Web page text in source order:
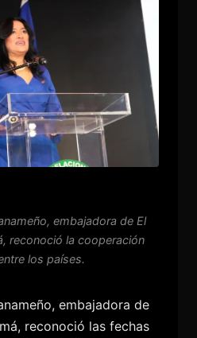
embajadora de El
reconoció la cooperación
los países.
embajadora de
reconoció las fechas